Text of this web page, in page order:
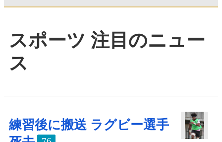
スポーツ 注目のニュー
ス
練習後に搬送 ラグビー選手